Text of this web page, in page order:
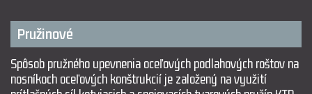
Pružinové
Spôsob pružného upevnenia oceľových podlahových roštov na
nosníkoch oceľových konštrukcií je založený na využití